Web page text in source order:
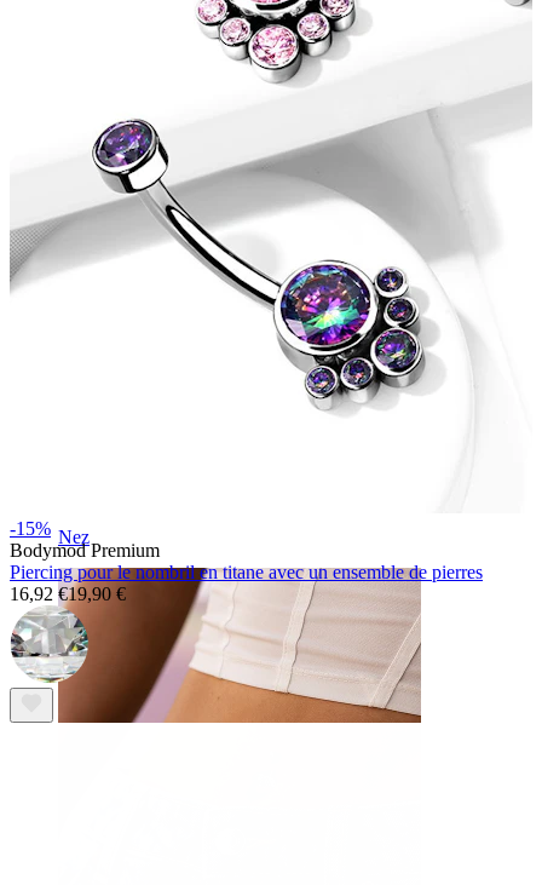
Nez
-15%
Bodymod Premium
Piercing pour le nombril en titane avec un ensemble de pierres
16,92 €19,90 €